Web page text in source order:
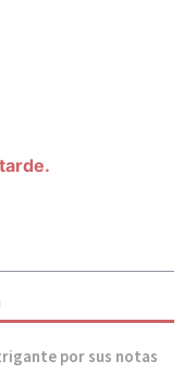
por sus notas